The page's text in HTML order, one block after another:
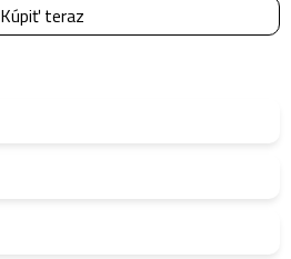
Kúpiť teraz